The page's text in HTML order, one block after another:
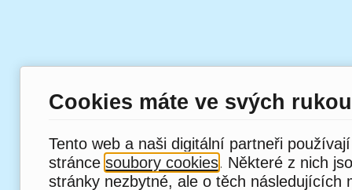
Cookies máte ve svých rukou
Tento web a naši digitální partneři
stránce soubory cookies. Některé z nich
stránky nezbytné, ale o těch následujících